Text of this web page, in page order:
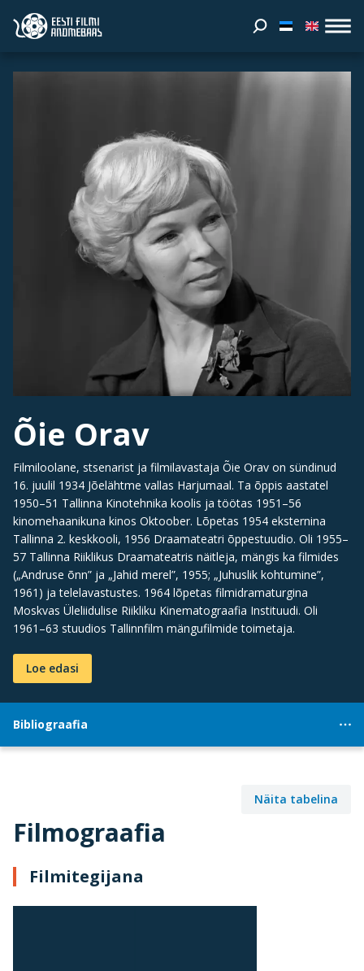
Õie Orav
Filmiloolane, stsenarist ja filmilavastaja Õie Orav on sündinud
16. juulil 1934 Jõelähtme vallas Harjumaal. Ta õppis aastatel
1950–51 Tallinna Kinotehnika koolis ja töötas 1951–56
kinomehaanikuna kinos Oktoober. Lõpetas 1954 eksternina
Tallinna 2. keskkooli, 1956 Draamateatri õppestuudio. Oli 1955–
57 Tallinna Riiklikus Draamateatris näitleja, mängis ka filmides
(„Andruse õnn” ja „Jahid merel”, 1955; „Juhuslik kohtumine”,
1961) ja telelavastustes. 1964 lõpetas filmidramaturgina
Moskvas Üleliidulise Riikliku Kinematograafia Instituudi. Oli
1961–63 stuudios Tallinnfilm mängufilmide toimetaja.
Loe edasi
Bibliograafia
Filmograafia
Näita tabelina
Filmitegijana